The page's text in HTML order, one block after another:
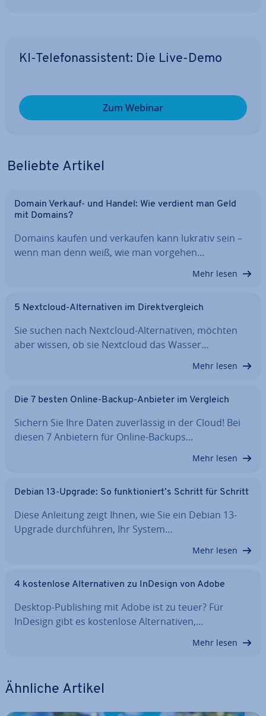
KI-Te­le­fon­as­sis­tent: Die Live-Demo
Zum Webinar
Beliebte Artikel
Domain Verkauf- und Handel: Wie verdient man Geld
mit Domains?
Domains kaufen und verkaufen kann lukrativ sein –
wenn man denn weiß, wie man vorgehen…
Mehr lesen
5 Nextcloud-Al­ter­na­ti­ven im Di­rekt­ver­gleich
Sie suchen nach Nextcloud-Al­ter­na­ti­ven, möchten
aber wissen, ob sie Nextcloud das Wasser…
Mehr lesen
Die 7 besten Online-Backup-Anbieter im Vergleich
Sichern Sie Ihre Daten zu­ver­läs­sig in der Cloud! Bei
diesen 7 Anbietern für Online-Backups…
Mehr lesen
Debian 13-Upgrade: So funk­tio­niert’s Schritt für Schritt
Diese Anleitung zeigt Ihnen, wie Sie ein Debian 13-
Upgrade durch­füh­ren, Ihr System…
Mehr lesen
4 kos­ten­lo­se Al­ter­na­ti­ven zu InDesign von Adobe
Desktop-Pu­bli­shing mit Adobe ist zu teuer? Für
InDesign gibt es kos­ten­lo­se Al­ter­na­ti­ven,…
Mehr lesen
Ähnliche Artikel